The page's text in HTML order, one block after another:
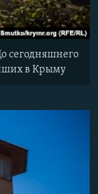
сегодняшнего
в Крыму